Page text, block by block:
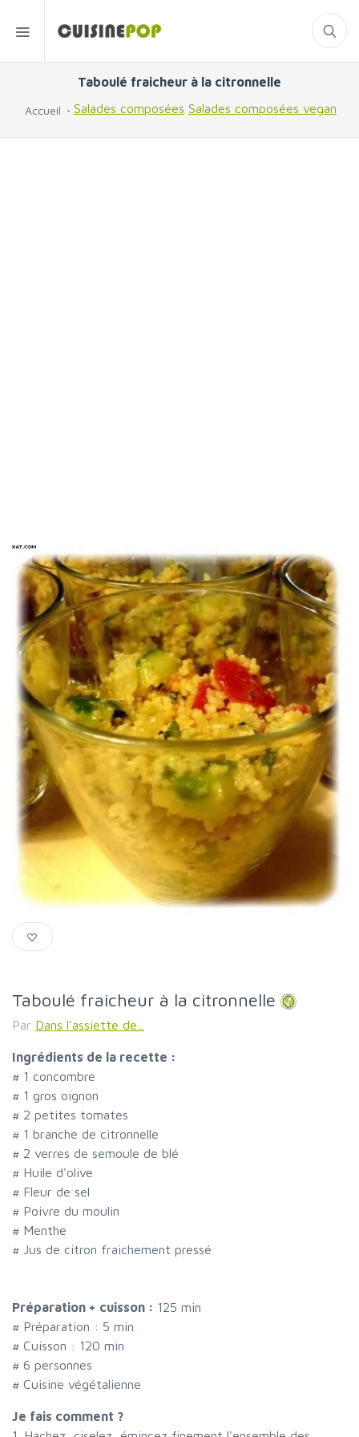
Taboulé fraicheur à la citronnelle
Accueil Salades composées Salades composées vegan
Taboulé fraicheur à la citronnelle
Par Dans l'assiette de...
Ingrédients de la recette :
# 1 concombre
# 1 gros oignon
# 2 petites tomates
# 1 branche de citronnelle
# 2 verres de semoule de blé
# Huile d'olive
# Fleur de sel
# Poivre du moulin
# Menthe
# Jus de citron fraichement pressé
Préparation + cuisson : 125 min
# Préparation : 5 min
# Cuisson : 120 min
# 6 personnes
# Cuisine végétalienne
Je fais comment ?